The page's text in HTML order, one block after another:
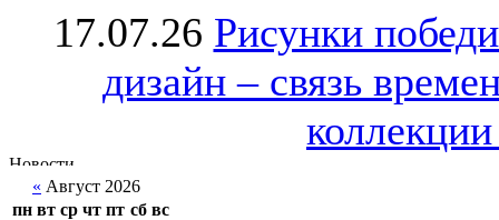
17.07.26 Рисунки
дизайн – связь
« Август 2026
пн вт ср чт пт сб вс